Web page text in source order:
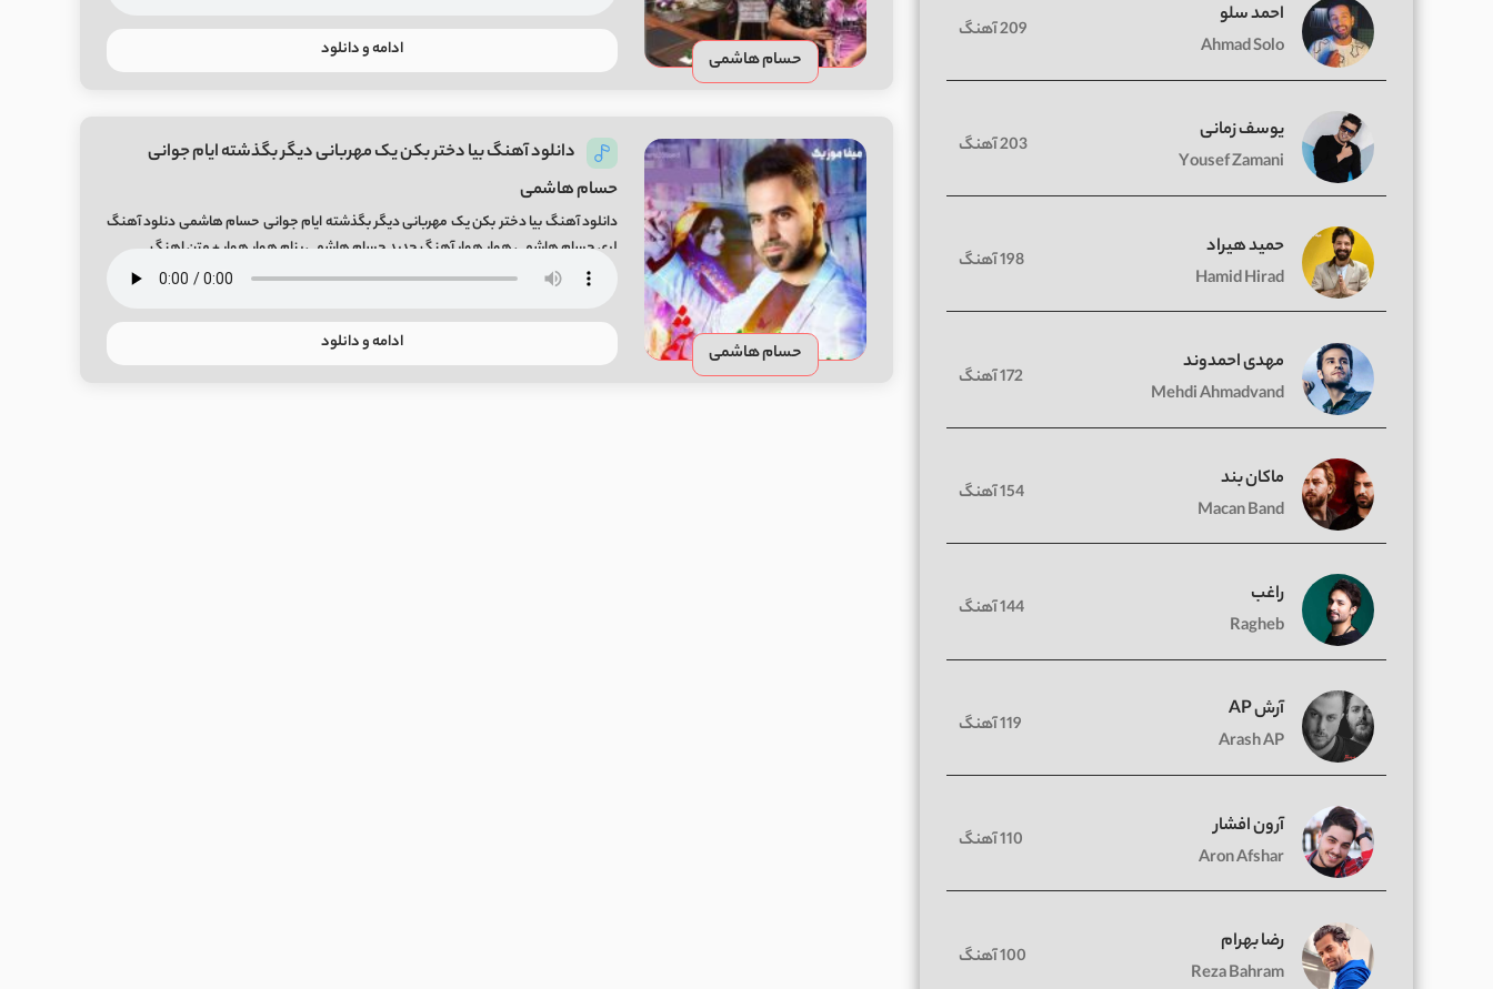
حسام هاشمی ادامه و دانلود
حسام هاشمی
دانلود آهنگ بیا دختر بکن یک مهربانی دیگر بگذشته ایام جوانی
حسام هاشمی
دانلود آهنگ بیا دختر بکن یک مهربانی دیگر بگذشته ایام جوانی حسام هاشمی دنلود آهنگ
لری حسام هاشمی هوار هوار آهنگ جدید حسام هاشمی بنام هوار هوار + متن اهنگ
ادامه و دانلود
احمد سلو
Ahmad Solo
209 آهنگ
یوسف زمانی
Yousef Zamani
203 آهنگ
حمید هیراد
Hamid Hirad
198 آهنگ
مهدی احمدوند
Mehdi Ahmadvand
172 آهنگ
ماکان بند
Macan Band
154 آهنگ
راغب
Ragheb
144 آهنگ
آرش AP
Arash AP
119 آهنگ
آرون افشار
Aron Afshar
110 آهنگ
رضا بهرام
Reza Bahram
100 آهنگ